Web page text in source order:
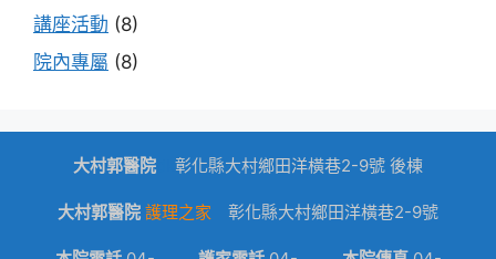
講座活動 (8)
院內專屬 (8)
大村郭醫院 彰化縣大村鄉田洋橫巷2-9號 後棟
大村郭醫院 護理之家 彰化縣大村鄉田洋橫巷2-9號